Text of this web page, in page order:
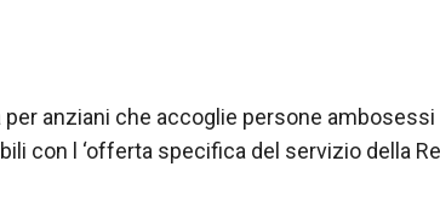
per anziani che accoglie persone
con l ‘offerta specifica del servizio della